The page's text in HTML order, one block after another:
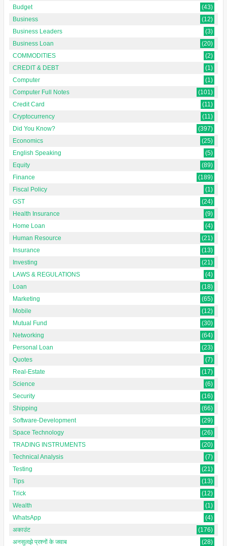
Budget
(43)
Business
(12)
Business Leaders
(3)
Business Loan
(20)
COMMODITIES
(2)
CREDIT & DEBT
(1)
Computer
(1)
Computer Full Notes
(101)
Credit Card
(11)
Cryptocurrency
(11)
Did You Know?
(397)
Economics
(25)
English Speaking
(5)
Equity
(89)
Finance
(189)
Fiscal Policy
(1)
GST
(24)
Health Insurance
(9)
Home Loan
(4)
Human Resource
(21)
Insurance
(13)
Investing
(21)
LAWS & REGULATIONS
(4)
Loan
(18)
Marketing
(65)
Mobile
(12)
Mutual Fund
(30)
Networking
(64)
Personal Loan
(23)
Quotes
(7)
Real-Estate
(17)
Science
(6)
Security
(16)
Shipping
(66)
Software-Development
(29)
Space Technology
(26)
TRADING INSTRUMENTS
(20)
Technical Analysis
(7)
Testing
(21)
Tips
(13)
Trick
(12)
Wealth
(1)
WhatsApp
(4)
अकाउंट
(176)
अनसुलझे प्रश्नों के जवाब
(28)